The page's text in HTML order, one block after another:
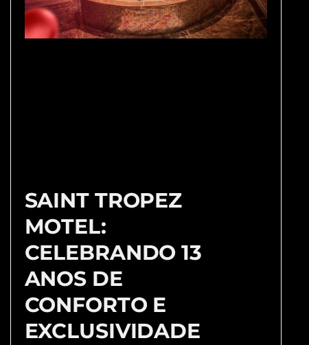
SAINT TROPEZ
MOTEL:
CELEBRANDO 13
ANOS DE
CONFORTO E
EXCLUSIVIDADE